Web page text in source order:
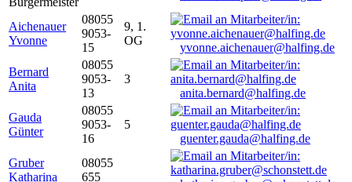
Aichenauer
Yvonne
08055
9053-
15
9, 1.
OG
yvonne.aichenauer@halfing.de
Bernard
Anita
08055
9053-
13
3
anita.bernard@halfing.de
Gauda
Günter
08055
9053-
16
5
guenter.gauda@halfing.de
Gruber
Katharina
08055
655